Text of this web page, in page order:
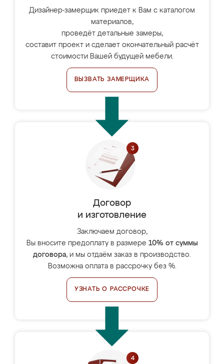
Дизайнер-замерщик приедет к Вам с каталогом
материалов,
проведёт детальные замеры,
составит проект и сделает окончательный расчёт
стоимости Вашей будущей мебели.
ВЫЗВАТЬ ЗАМЕРЩИКА
Договор
и изготовление
Заключаем договор,
Вы вносите предоплату в размере 10% от суммы
договора, и мы отдаём заказ в производство.
Возможна оплата в рассрочку без %.
УЗНАТЬ О РАССРОЧКЕ